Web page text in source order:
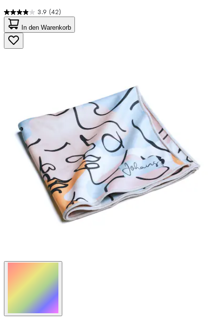
3.9 (42)
3.9
von
5
Sternen.
42
In den Warenkorb